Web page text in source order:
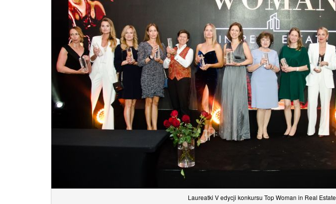
Laureatki V edycji konkursu Top Woman in Real Estate